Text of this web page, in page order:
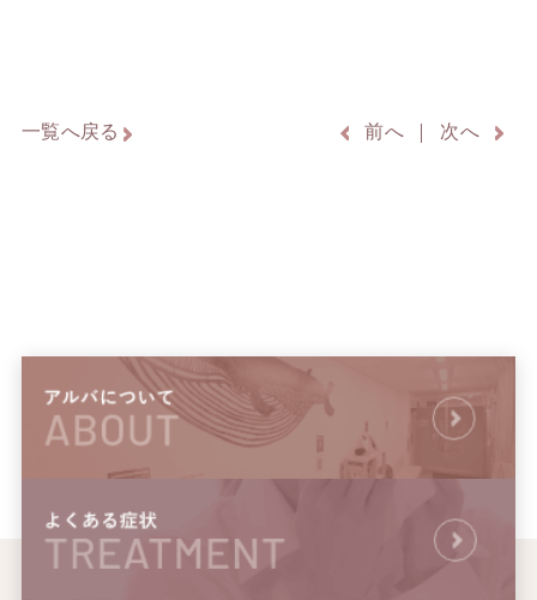
一覧へ戻る 前へ 次へ